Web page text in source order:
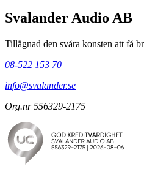
Svalander Audio AB
Tillägnad den svåra konsten att få
08-522 153 70
info@svalander.se
Org.nr 556329-2175